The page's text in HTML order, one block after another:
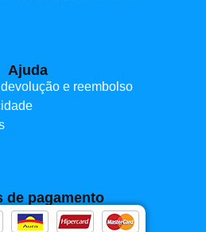
Ajuda
e reembolso
de pagamento